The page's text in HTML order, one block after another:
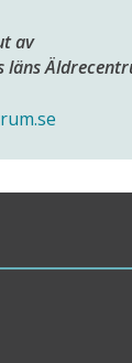
av
läns